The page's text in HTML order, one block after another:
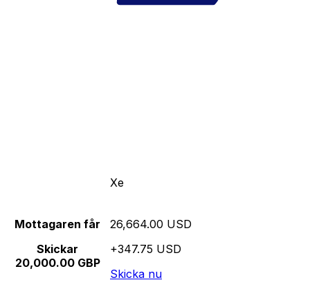
Xe
Mottagaren får
Skickar
20,000.00 GBP
26,664.00 USD
+347.75 USD
Skicka nu